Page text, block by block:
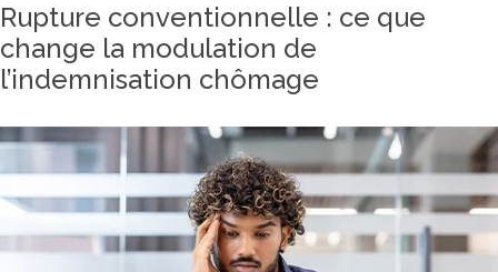
Rupture conventionnelle : ce que
change la modulation de
l’indemnisation chômage